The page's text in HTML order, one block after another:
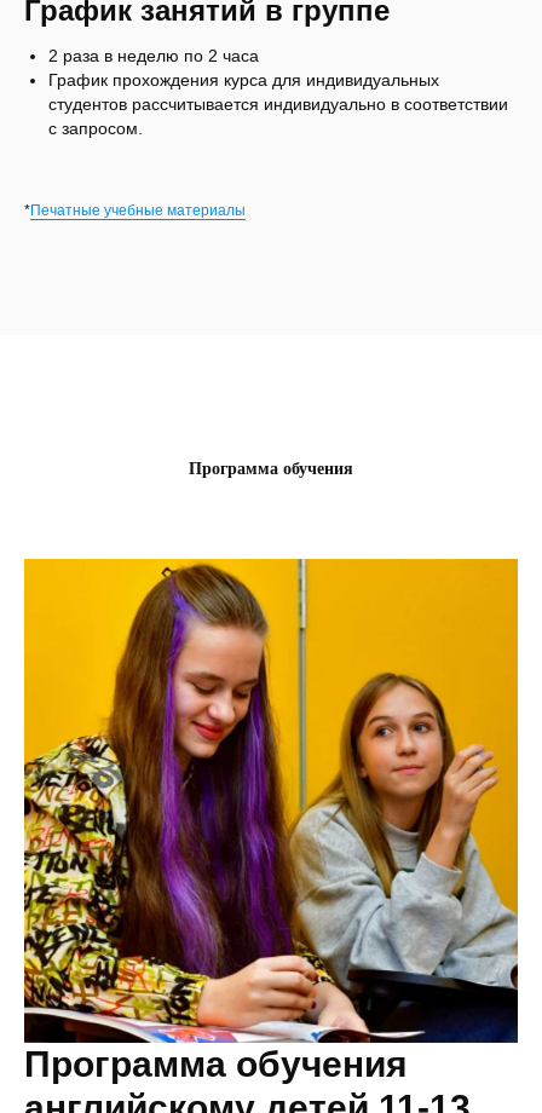
График занятий в группе
2 раза в неделю по 2 часа
График прохождения курса для индивидуальных
студентов рассчитывается индивидуально в соответствии
с запросом.
*Печатные учебные материалы
Программа обучения
Программа обучения